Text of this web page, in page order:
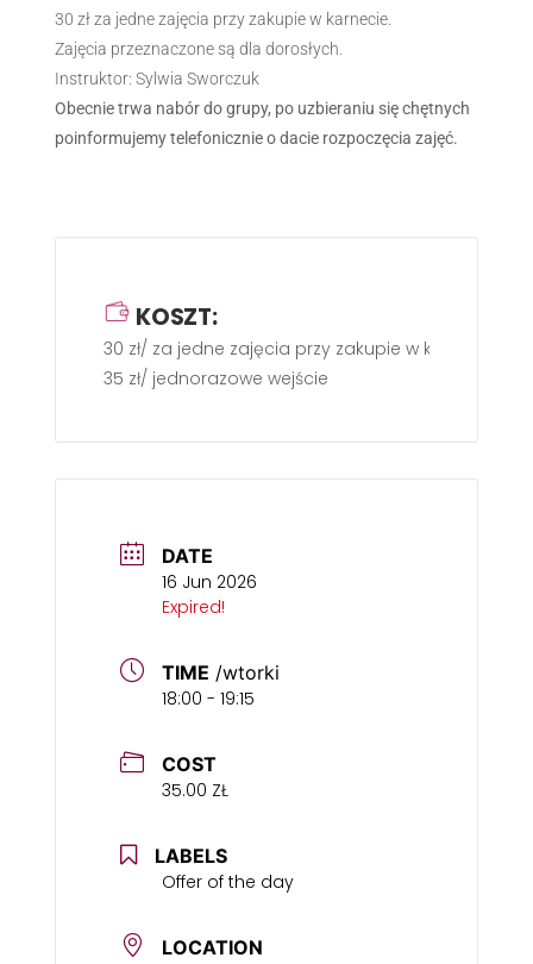
30 zł za jedne zajęcia przy zakupie w karnecie.
Zajęcia przeznaczone są dla dorosłych.
Instruktor: Sylwia Sworczuk
Obecnie trwa nabór do grupy, po uzbieraniu się chętnych
poinformujemy telefonicznie o dacie rozpoczęcia zajęć.
KOSZT:
30 zł/ za jedne zajęcia przy zakupie w karnecie
35 zł/ jednorazowe wejście
DATE
16 Jun 2026
Expired!
TIME /wtorki
18:00 - 19:15
COST
35.00 ZŁ
LABELS
Offer of the day
LOCATION